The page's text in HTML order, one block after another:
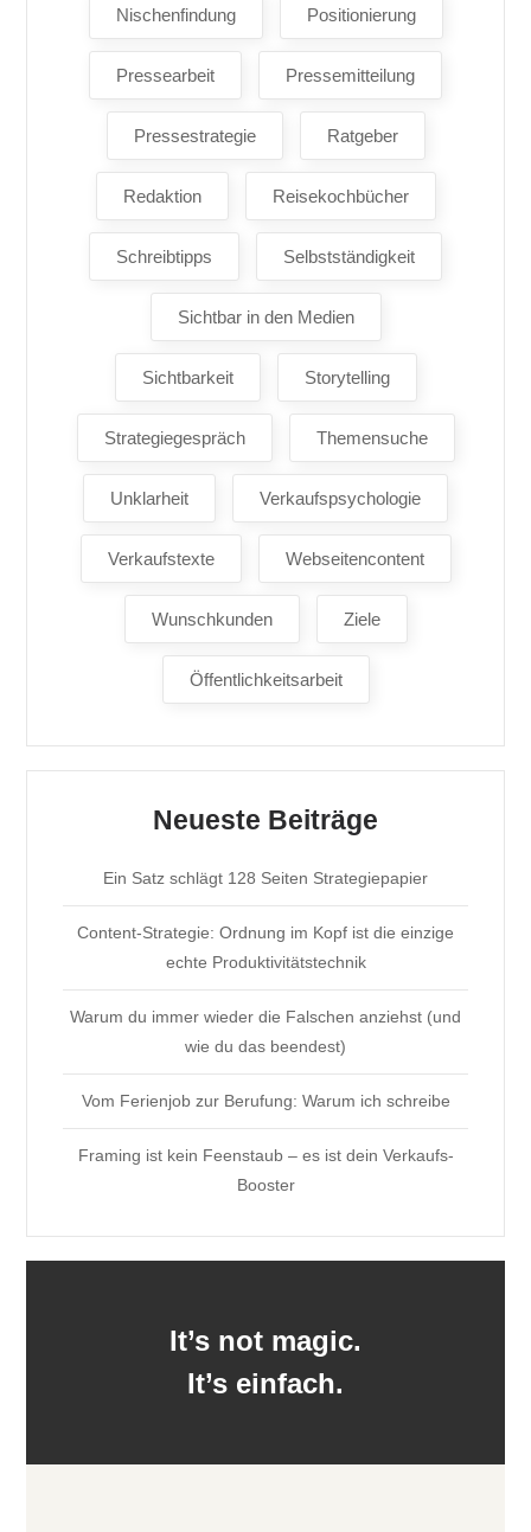
Nischenfindung Positionierung
Pressearbeit Pressemitteilung
Pressestrategie Ratgeber
Redaktion Reisekochbücher
Schreibtipps Selbstständigkeit
Sichtbar in den Medien
Sichtbarkeit Storytelling
Strategiegespräch Themensuche
Unklarheit Verkaufspsychologie
Verkaufstexte Webseitencontent
Wunschkunden Ziele
Öffentlichkeitsarbeit
Neueste Beiträge
Ein Satz schlägt 128 Seiten Strategiepapier
Content-Strategie: Ordnung im Kopf ist die einzige
echte Produktivitätstechnik
Warum du immer wieder die Falschen anziehst (und
wie du das beendest)
Vom Ferienjob zur Berufung: Warum ich schreibe
Framing ist kein Feenstaub – es ist dein Verkaufs-
Booster
It’s not magic.
It’s einfach.